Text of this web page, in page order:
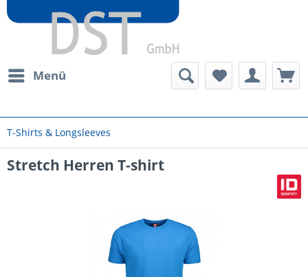
Menü
T-Shirts & Longsleeves
Stretch Herren T-shirt